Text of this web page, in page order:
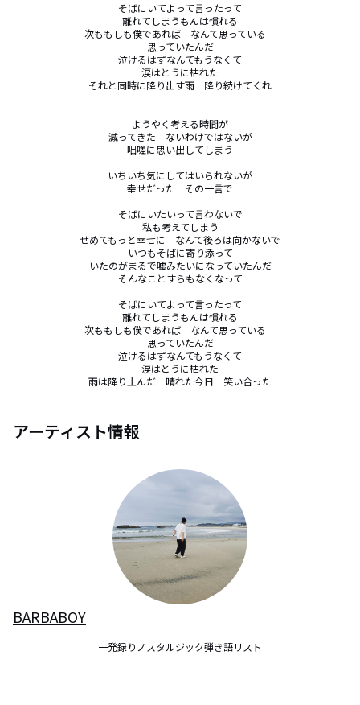
そばにいてよって言ったって
離れてしまうもんは慣れる
次ももしも僕であれば　なんて思っている
思っていたんだ
泣けるはずなんてもうなくて
涙はとうに枯れた
それと同時に降り出す雨　降り続けてくれ
ようやく考える時間が
減ってきた　ないわけではないが
咄嗟に思い出してしまう
いちいち気にしてはいられないが
幸せだった　その一言で
そばにいたいって言わないで
私も考えてしまう
せめてもっと幸せに　なんて後ろは向かないで
いつもそばに寄り添って
いたのがまるで嘘みたいになっていたんだ
そんなことすらもなくなって
そばにいてよって言ったって
離れてしまうもんは慣れる
次ももしも僕であれば　なんて思っている
思っていたんだ
泣けるはずなんてもうなくて
涙はとうに枯れた
雨は降り止んだ　晴れた今日　笑い合った
アーティスト情報
BARBABOY
一発録りノスタルジック弾き語リスト